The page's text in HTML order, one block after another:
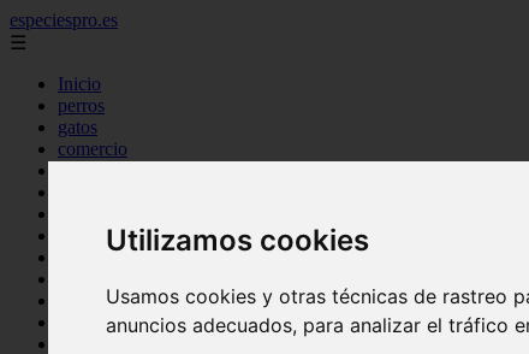
Utilizamos cookies
Usamos cookies y otras técnicas de rastreo
anuncios adecuados, para analizar el tráfico
especiespro.es
☰
Inicio
perros
gatos
comercio
tenencia responsable
mantenimiento